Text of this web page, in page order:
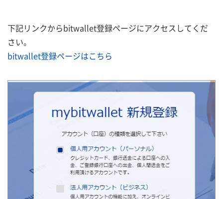
下記リンクからbitwallet登録ページにアクセスしてくだ
さい。
bitwallet登録ページはこちら